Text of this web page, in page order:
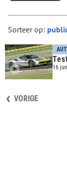
Sorteer op:
16
VORIGE